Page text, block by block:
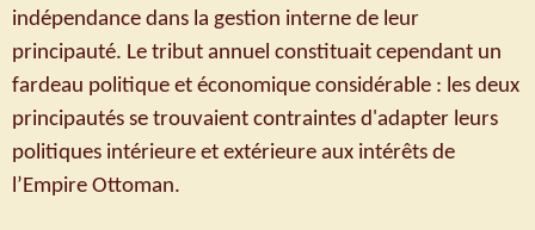
indépendance dans la gestion interne de leur
principauté. Le tribut annuel constituait cependant un
fardeau politique et économique considérable : les deux
principautés se trouvaient contraintes d'adapter leurs
politiques intérieure et extérieure aux intérêts de
l’Empire Ottoman.